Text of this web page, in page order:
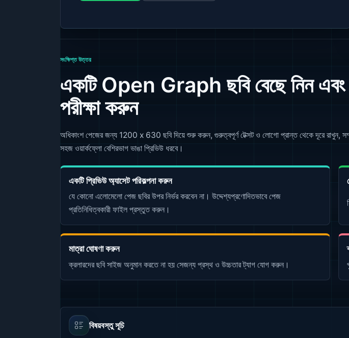
সংক্ষিপ্ত উত্তর
একটি Open Graph ছবি বেছে নিন এবং
পরীক্ষা করুন
অধিকাংশ পেজের জন্য 1200 x 630 ছবি দিয়ে শুরু করুন, গুরুত্বপূর্ণ টেক্সট ও লোগো প্রান্ত থেকে দূরে রাখুন,
সহজ ওয়ার্কফ্লো বেশিরভাগ ভাঙা প্রিভিউ ধরবে।
একটি প্রিভিউ অ্যাসেট পরিকল্পনা করুন
যে কোনো এলোমেলো পেজ ছবির উপর নির্ভর করবেন না। উদ্দেশ্যপ্রণোদিতভাবে পেজ
প্রতিনিধিত্বকারী ফাইল প্রস্তুত করুন।
মাত্রা ঘোষণা করুন
ক্রলারদের ছবি সাইজ অনুমান করতে না হয় সেজন্য প্রস্থ ও উচ্চতার ট্যাগ যোগ করুন।
বিষয়বস্তু সূচি